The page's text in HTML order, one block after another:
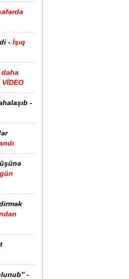
- İşıq
daha
-
-